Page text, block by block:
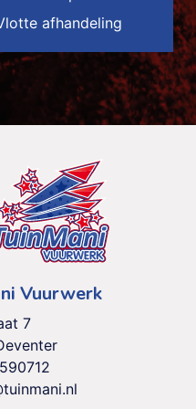
afhandeling
Vuurwerk
7